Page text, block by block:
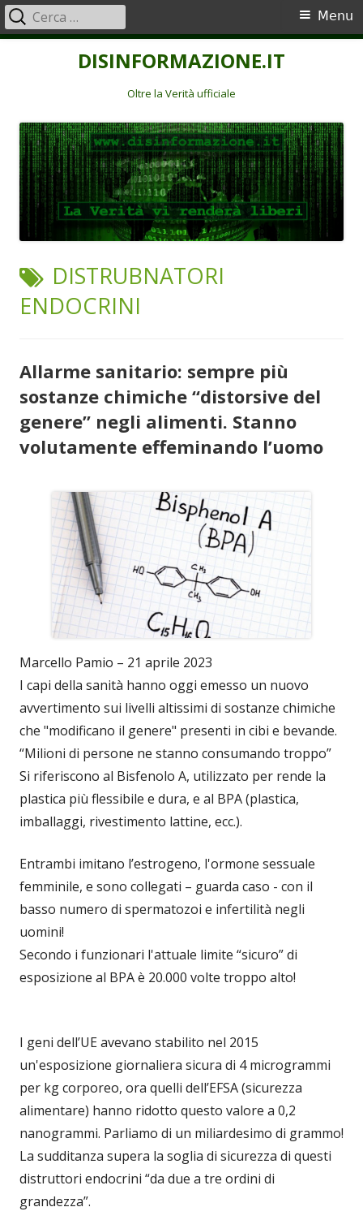
DISINFORMAZIONE.IT
Oltre la Verità ufficiale
Menu
principale
Menu
Ricerca
per:
TAG:
DISTRUBNATORI
ENDOCRINI
Allarme sanitario: sempre più
sostanze chimiche “distorsive del
genere” negli alimenti. Stanno
volutamente effeminando l’uomo
Marcello Pamio – 21 aprile 2023
I capi della sanità hanno oggi emesso un nuovo
avvertimento sui livelli altissimi di sostanze chimiche
che "modificano il genere" presenti in cibi e bevande.
“Milioni di persone ne stanno consumando troppo”
Si riferiscono al Bisfenolo A, utilizzato per rende la
plastica più flessibile e dura, e al BPA (plastica,
imballaggi, rivestimento lattine, ecc.).
Entrambi imitano l’estrogeno, l'ormone sessuale
femminile, e sono collegati – guarda caso - con il
basso numero di spermatozoi e infertilità negli
uomini!
Secondo i funzionari l'attuale limite “sicuro” di
esposizione al BPA è 20.000 volte troppo alto!
I geni dell’UE avevano stabilito nel 2015
un'esposizione giornaliera sicura di 4 microgrammi
per kg corporeo, ora quelli dell’EFSA (sicurezza
alimentare) hanno ridotto questo valore a 0,2
nanogrammi. Parliamo di un miliardesimo di grammo!
La sudditanza supera la soglia di sicurezza di questi
distruttori endocrini “da due a tre ordini di
grandezza”.